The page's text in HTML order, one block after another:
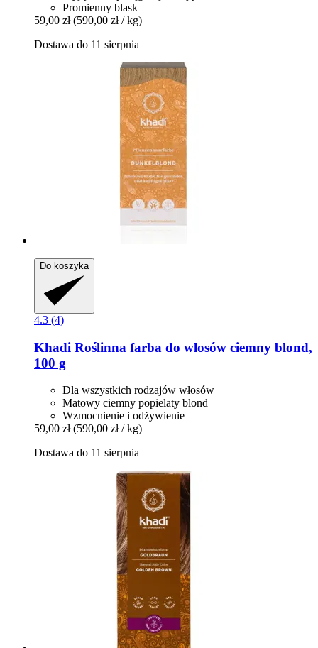
Promienny blask
59,00 zł (590,00 zł / kg)
Dostawa do 11 sierpnia
Do koszyka
4.3 (4)
Khadi Roślinna farba do wlosów ciemny blond,
100 g
Dla wszystkich rodzajów włosów
Matowy ciemny popielaty blond
Wzmocnienie i odżywienie
59,00 zł (590,00 zł / kg)
Dostawa do 11 sierpnia